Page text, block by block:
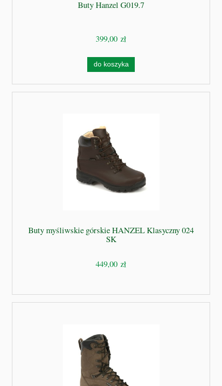
Buty Hanzel G019.7
399,00 zł
do koszyka
Buty myśliwskie górskie HANZEL Klasyczny 024
SK
449,00 zł